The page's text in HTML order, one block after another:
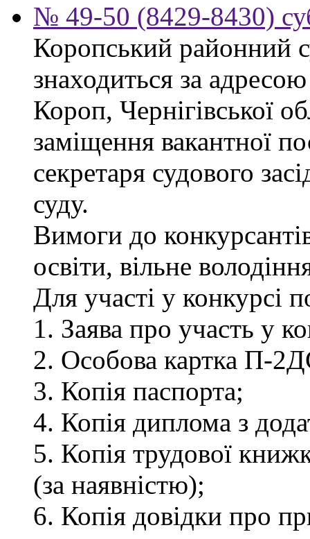
№ 49-50 (8429-8430)
Коропський районний
знаходиться за
Короп, Чернігівської
заміщення вакантної
секретаря судового
суду.
Вимоги до
освіти, вільне
Для участі у конкурсі
1. Заява про участь у
2. Особова картка П-
3. Копія паспорта;
4. Копія диплома з
5. Копія трудової
(за наявністю);
6. Копія довідки про